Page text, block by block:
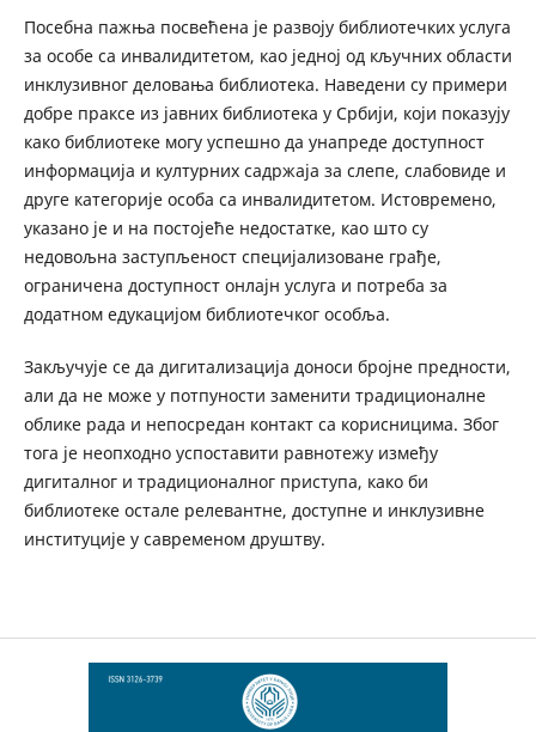
Посебна пажња посвећена је развоју библиотечких услуга
за особе са инвалидитетом, као једној од кључних области
инклузивног деловања библиотека. Наведени су примери
добре праксе из јавних библиотека у Србији, који показују
како библиотеке могу успешно да унапреде доступност
информација и културних садржаја за слепе, слабовиде и
друге категорије особа са инвалидитетом. Истовремено,
указано је и на постојеће недостатке, као што су
недовољна заступљеност специјализоване грађе,
ограничена доступност онлајн услуга и потреба за
додатном едукацијом библиотечког особља.
Закључује се да дигитализација доноси бројне предности,
али да не може у потпуности заменити традиционалне
облике рада и непосредан контакт са корисницима. Због
тога је неопходно успоставити равнотежу између
дигиталног и традиционалног приступа, како би
библиотеке остале релевантне, доступне и инклузивне
институције у савременом друштву.